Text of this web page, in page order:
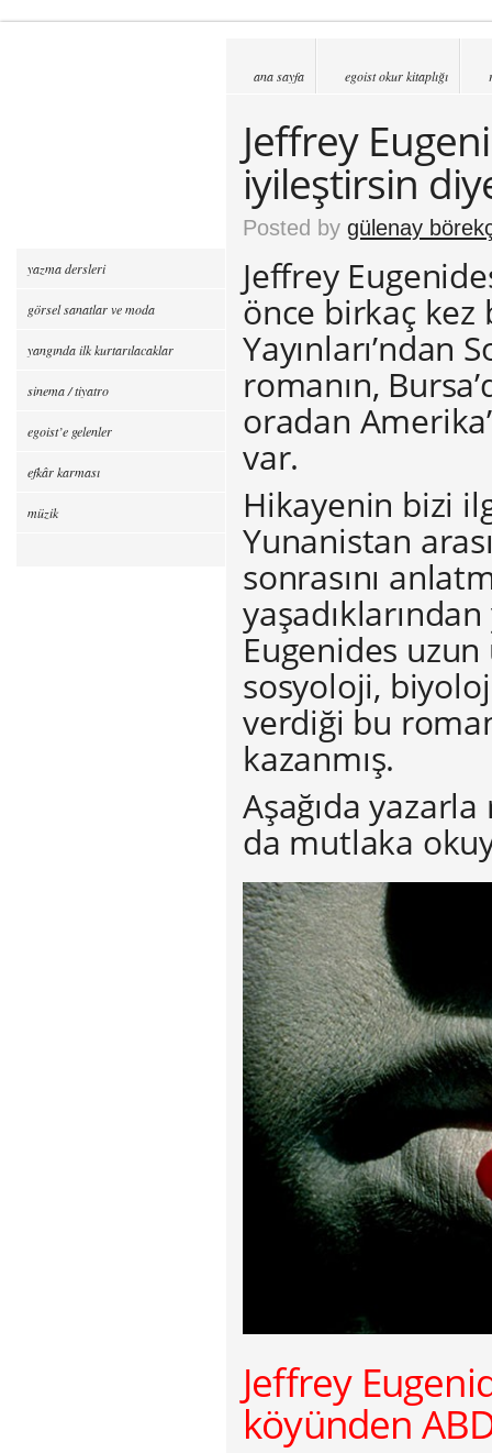
ana sayfa egoist okur kitaplığı
Jeffrey
iyileştirsin
Posted by gülenay
Jeffrey
önce birkaç
Yayınları’ndan
romanın,
oradan
var.
Hikayenin bizi
Yunanistan
sonrasını
Eugenides
sosyoloji,
verdiği bu
kazanmış.
Aşağıda yazarla
da mutlaka
Jeffrey
köyünden
yazma dersleri
görsel sanatlar ve moda
yangında ilk kurtarılacaklar
sinema / tiyatro
egoist’e gelenler
efkâr karması
müzik